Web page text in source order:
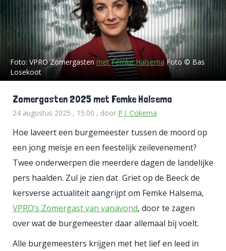
Foto: VPRO Zomergasten met Femke Halsema Foto © Bas
Losekoot
Zomergasten 2025 met Femke Halsema
24 augustus 2025 , 15:00 , door P.J. Cokema
Hoe laveert een burgemeester tussen de moord op
een jong meisje en een feestelijk zeilevenement?
Twee onderwerpen die meerdere dagen de landelijke
pers haalden. Zul je zien dat Griet op de Beeck de
kersverse actualiteit aangrijpt om Femke Halsema,
VPRO’s Zomergast van vanavond, door te zagen
over wat de burgemeester daar allemaal bij voelt.
Alle burgemeesters krijgen met het lief en leed in